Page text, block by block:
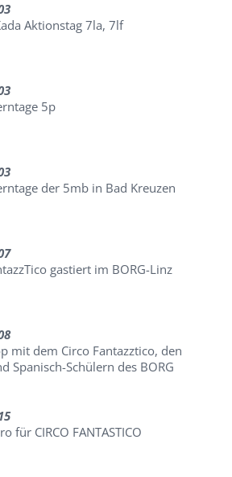
Aktionstag 7la, 7lf
5p
der 5mb in Bad Kreuzen
gastiert im BORG-Linz
mit dem Circo Fantazztico, den
Spanisch-Schülern des BORG
für CIRCO FANTASTICO